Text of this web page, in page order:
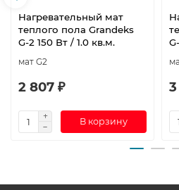
Нагревательный мат
теплого пола Grandeks
G-2 150 Вт / 1.0 кв.м.
мат G2
2 807 ₽
В корзину